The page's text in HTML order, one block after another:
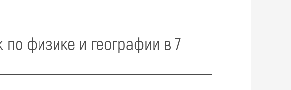
физике и географии в 7